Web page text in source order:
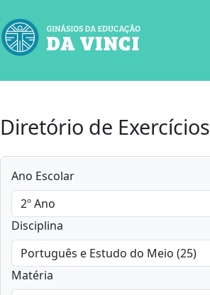
Diretório de Exercícios
Ano Escolar
Disciplina
Matéria